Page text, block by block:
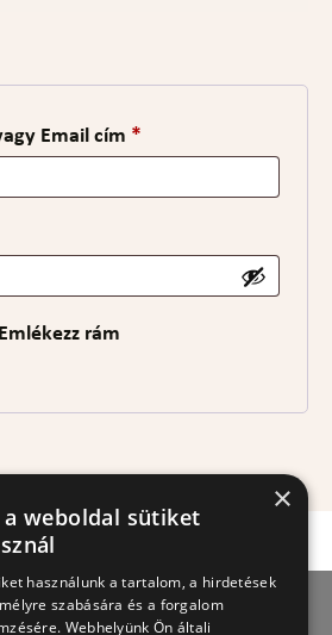
Email cím *
Emlékezz rám
×
a weboldal sütiket
használunk a tartalom, a hirdetések
szabására és a forgalom
Webhelyünk Ön általi